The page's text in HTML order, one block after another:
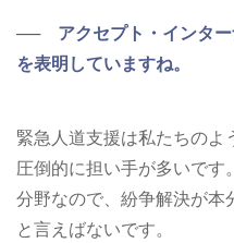
── アクセプト・インター
を表明していますね。
緊急人道支援は私たちのよ
圧倒的に担い手が多いです
分野なので、紛争解決が本
と言えばないです。